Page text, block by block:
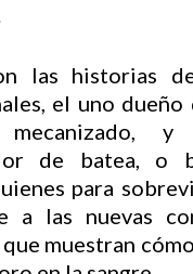
las historias
el uno dueño
mecanizado,
de batea, o
para
a las nuevas
muestran